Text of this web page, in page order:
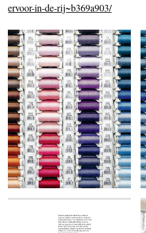
ervoor-in-de-rij~b369a903/